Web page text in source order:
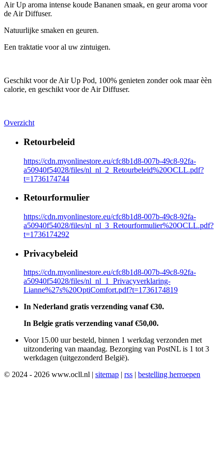
Air Up aroma intense koude Bananen smaak, en geur aroma voor
de Air Diffuser.
Natuurlijke smaken en geuren.
Een traktatie voor al uw zintuigen.
Geschikt voor de Air Up Pod, 100% genieten zonder ook maar èèn
calorie, en geschikt voor de Air Diffuser.
Overzicht
Retourbeleid
https://cdn.myonlinestore.eu/cfc8b1d8-007b-49c8-92fa-
a50940f54028/files/nl_nl_2_Retourbeleid%20OCLL.pdf?
t=1736174744
Retourformulier
https://cdn.myonlinestore.eu/cfc8b1d8-007b-49c8-92fa-
a50940f54028/files/nl_nl_3_Retourformulier%20OCLL.pdf?
t=1736174292
Privacybeleid
https://cdn.myonlinestore.eu/cfc8b1d8-007b-49c8-92fa-
a50940f54028/files/nl_nl_1_Privacyverklaring-
Lianne%27s%20OptiComfort.pdf?t=1736174819
In Nederland gratis verzending vanaf €30.
In Belgie gratis verzending vanaf €50,00.
Voor 15.00 uur besteld, binnen 1 werkdag verzonden met
uitzondering van maandag. Bezorging van PostNL is 1 tot 3
werkdagen (uitgezonderd België).
© 2024 - 2026 www.ocll.nl | sitemap | rss | bestelling herroepen